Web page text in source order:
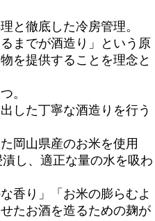
と徹底した冷房管理。
までが酒造り」という原
を提供することを理念と
。
した丁寧な酒造りを行う
岡山県産のお米を使用
し、適正な量の水を吸わ
香り」「お米の膨らむよ
たお酒を造るための麹が